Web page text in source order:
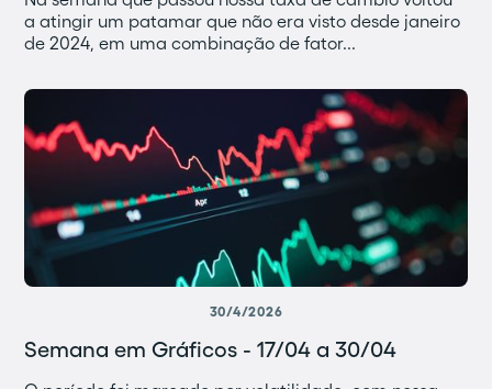
a atingir um patamar que não era visto desde janeiro
de 2024, em uma combinação de fator...
30/4/2026
Semana em Gráficos - 17/04 a 30/04